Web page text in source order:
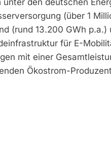
den deutschen
(über 1
(rund 13.200 GWh
für E-
mit einer
Ökostrom-